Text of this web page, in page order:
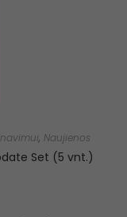
, Naujienos
Set (5 vnt.)